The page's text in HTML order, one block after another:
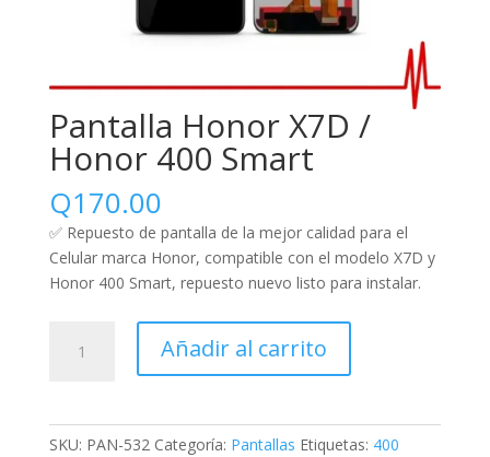
Pantalla Honor X7D /
Honor 400 Smart
Q170.00
✅ Repuesto de pantalla de la mejor calidad para el
Celular marca Honor, compatible con el modelo X7D y
Honor 400 Smart, repuesto nuevo listo para instalar.
Añadir al carrito
SKU: PAN-532 Categoría: Pantallas Etiquetas: 400